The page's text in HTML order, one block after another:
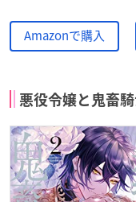
Amazonで購入
悪役令嬢と鬼畜